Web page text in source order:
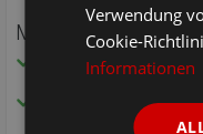
Maße:
Breite 106cm
Höhe 36cm
Verwendung
Cookie-
Informationen